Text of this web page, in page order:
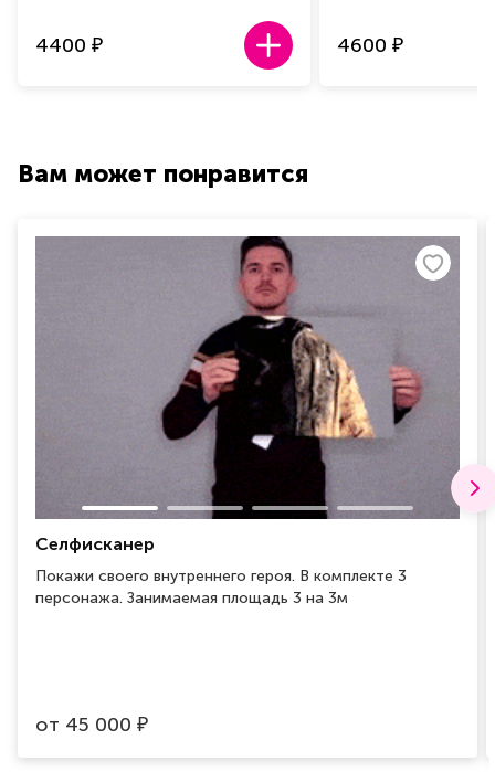
4400 ₽ 4600 ₽
Вам может понравится
Селфисканер
Покажи своего внутреннего героя. В комплекте 3
персонажа. Занимаемая площадь 3 на 3м
от 45 000 ₽